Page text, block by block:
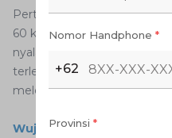
Pertama, jaga kecepatan
60 km/jam atau 80 km/jam.
nyalakan fungsi smart
terletak di samping tuas.
melepaskan kaki dari
Wujudkan Impianmu
Nomor Handphone *
+62
Provinsi *